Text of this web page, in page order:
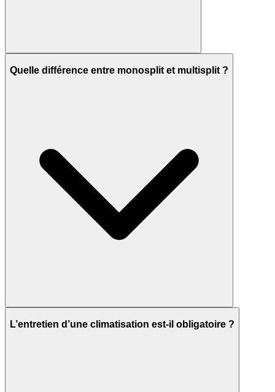
Quelle différence entre monosplit et multisplit ?
L’entretien d’une climatisation est-il obligatoire ?